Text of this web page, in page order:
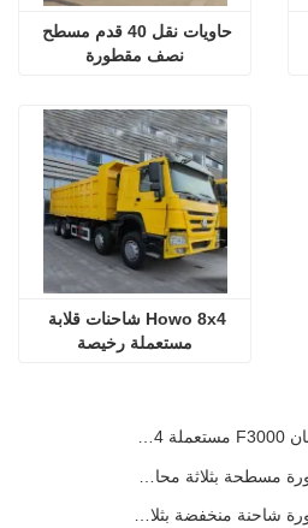
نصف مقطورة
مستعملة رخيصة
شاحنة جرار شاكمان F3000 مستعملة 6x4 جاهزة للتصدير إلى نيجيريا